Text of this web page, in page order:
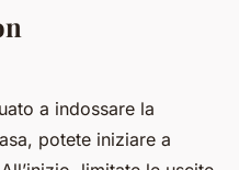
a indossare la
potete iniziare a